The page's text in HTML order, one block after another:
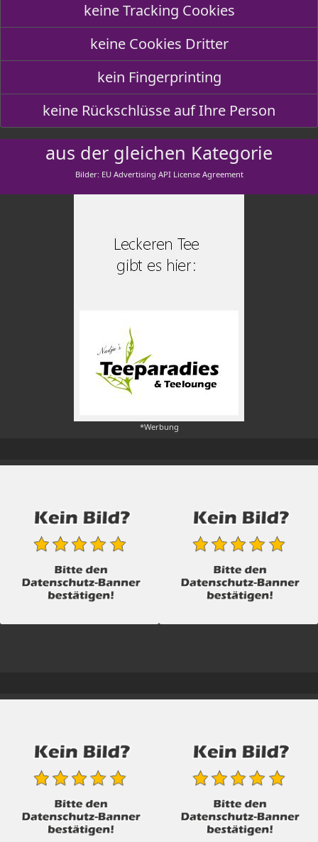
keine Tracking Cookies
keine Cookies Dritter
kein Fingerprinting
keine Rückschlüsse auf Ihre Person
aus der gleichen Kategorie
Bilder: EU Advertising API License Agreement
*Werbung